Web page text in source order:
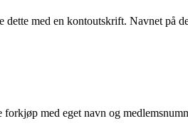
dette med en kontoutskrift. Navnet
med eget navn og